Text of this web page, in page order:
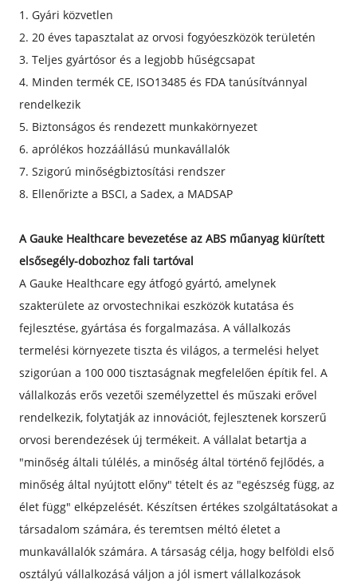
1. Gyári közvetlen
2. 20 éves tapasztalat az orvosi fogyóeszközök területén
3. Teljes gyártósor és a legjobb hűségcsapat
4. Minden termék CE, ISO13485 és FDA tanúsítvánnyal
rendelkezik
5. Biztonságos és rendezett munkakörnyezet
6. aprólékos hozzáállású munkavállalók
7. Szigorú minőségbiztosítási rendszer
8. Ellenőrizte a BSCI, a Sadex, a MADSAP
A Gauke Healthcare bevezetése az ABS műanyag kiürített
elsősegély-dobozhoz fali tartóval
A Gauke Healthcare egy átfogó gyártó, amelynek
szakterülete az orvostechnikai eszközök kutatása és
fejlesztése, gyártása és forgalmazása. A vállalkozás
termelési környezete tiszta és világos, a termelési helyet
szigorúan a 100 000 tisztaságnak megfelelően építik fel. A
vállalkozás erős vezetői személyzettel és műszaki erővel
rendelkezik, folytatják az innovációt, fejlesztenek korszerű
orvosi berendezések új termékeit. A vállalat betartja a
"minőség általi túlélés, a minőség által történő fejlődés, a
minőség által nyújtott előny" tételt és az "egészség függ, az
élet függ" elképzelését. Készítsen értékes szolgáltatásokat a
társadalom számára, és teremtsen méltó életet a
munkavállalók számára. A társaság célja, hogy belföldi első
osztályú vállalkozásá váljon a jól ismert vállalkozások